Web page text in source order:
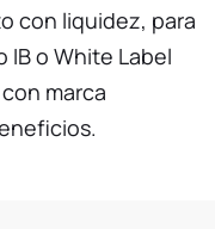
con liquidez, para
o White Label
marca